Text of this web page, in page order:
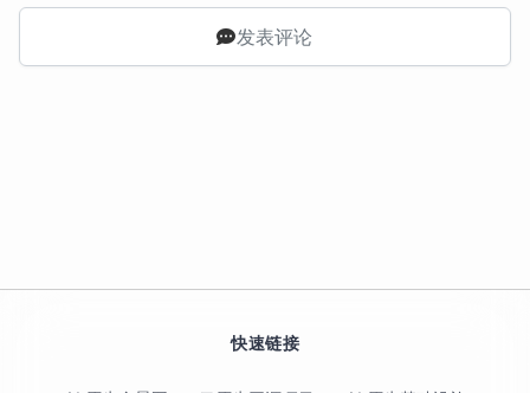
发表评论
快速链接